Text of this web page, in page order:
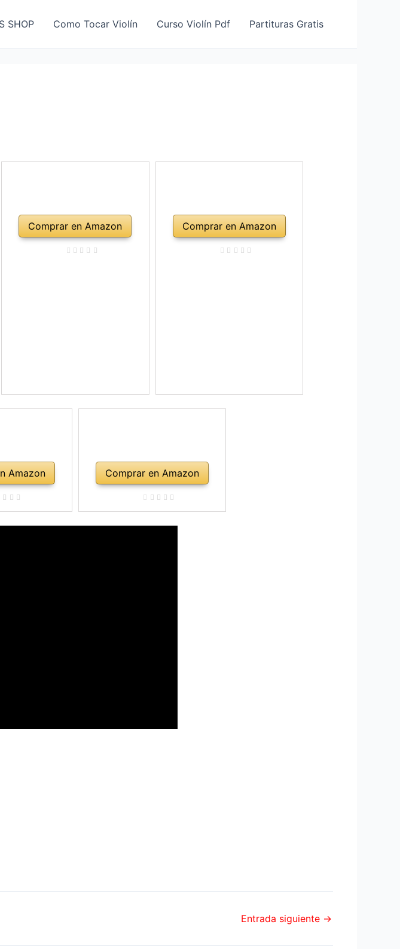
SHOP Como Tocar Violín Curso Violín Pdf Partituras Gratis
Comprar en Amazon Comprar en Amazon
Amazon Comprar en Amazon
Entrada siguiente →